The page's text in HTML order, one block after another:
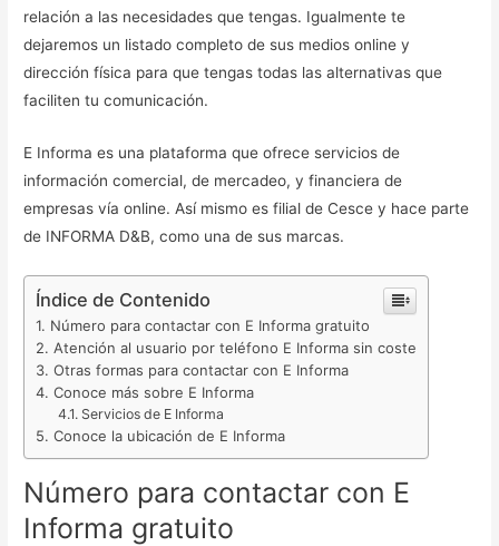
relación a las necesidades que tengas. Igualmente te
dejaremos un listado completo de sus medios online y
dirección física para que tengas todas las alternativas que
faciliten tu comunicación.
E Informa es una plataforma que ofrece servicios de
información comercial, de mercadeo, y financiera de
empresas vía online. Así mismo es filial de Cesce y hace parte
de INFORMA D&B, como una de sus marcas.
Índice de Contenido
Número para contactar con E Informa gratuito
Atención al usuario por teléfono E Informa sin coste
Otras formas para contactar con E Informa
Conoce más sobre E Informa
Servicios de E Informa
Conoce la ubicación de E Informa
Número para contactar con E
Informa gratuito